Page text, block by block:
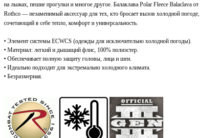
на лыжах, пешие прогулки и многое другое. Балаклава Polar Fleece Balaclava от
Rothco — незаменимый аксессуар для тех, кто бросает вызов холодной погоде,
сочетающий в себе тепло, комфорт и универсальность.
• Элемент системы ECWCS (одежды для исключительно холодной погоды).
• Материал: легкий и дышащий флис, 100% полиэстер.
• Обеспечивает полную защиту головы, лица и шеи.
• Идеально подходит для экстремально холодного климата.
• Безразмерная.